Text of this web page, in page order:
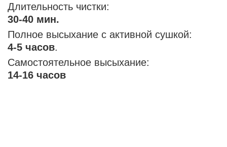
Длительность чистки:
30-40 мин.
Полное высыхание с активной сушкой:
4-5 часов.
Самостоятельное высыхание:
14-16 часов